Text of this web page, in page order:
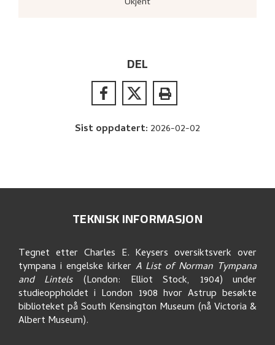
DEL
Sist oppdatert: 2026-02-02
TEKNISK INFORMASJON
Tegnet etter Charles E. Keysers oversiktsverk over
tympana i engelske kirker A List of Norman Tympana
and Lintels(London: Elliot Stock, 1904) under
studieoppholdet i London 1908 hvor Astrup besøkte
biblioteket på South Kensington Museum (nå Victoria &
Albert Museum).